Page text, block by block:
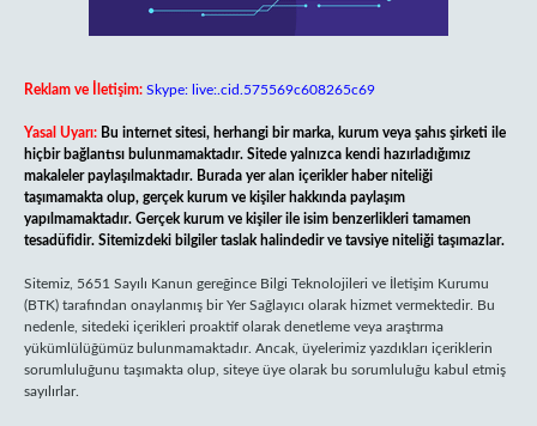
Reklam ve İletişim: Skype: live:.cid.575569c608265c69
Yasal Uyarı: Bu internet sitesi, herhangi bir marka, kurum veya şahıs şirketi ile
hiçbir bağlantısı bulunmamaktadır. Sitede yalnızca kendi hazırladığımız
makaleler paylaşılmaktadır. Burada yer alan içerikler haber niteliği
taşımamakta olup, gerçek kurum ve kişiler hakkında paylaşım
yapılmamaktadır. Gerçek kurum ve kişiler ile isim benzerlikleri tamamen
tesadüfidir. Sitemizdeki bilgiler taslak halindedir ve tavsiye niteliği taşımazlar.
Sitemiz, 5651 Sayılı Kanun gereğince Bilgi Teknolojileri ve İletişim Kurumu
(BTK) tarafından onaylanmış bir Yer Sağlayıcı olarak hizmet vermektedir. Bu
nedenle, sitedeki içerikleri proaktif olarak denetleme veya araştırma
yükümlülüğümüz bulunmamaktadır. Ancak, üyelerimiz yazdıkları içeriklerin
sorumluluğunu taşımakta olup, siteye üye olarak bu sorumluluğu kabul etmiş
sayılırlar.